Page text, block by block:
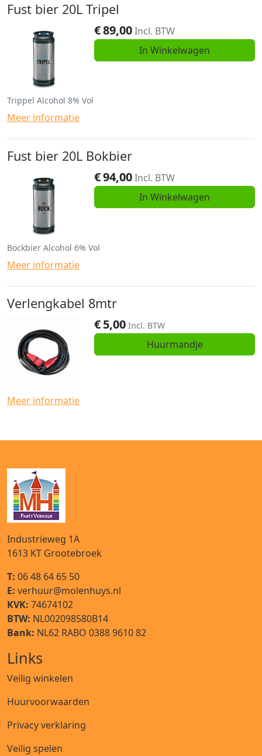
Fust bier 20L Tripel
€89,00Incl. BTW
In Winkelwagen
Trippel Alcohol 8% Vol
Meer informatie
Fust bier 20L Bokbier
€94,00Incl. BTW
In Winkelwagen
Bockbier Alcohol 6% Vol
Meer informatie
Verlengkabel 8mtr
€5,00 Incl. BTW
Huurmandje
Meer informatie
Industrieweg 1A
1613 KT Grootebroek
T: 06 48 64 65 50
E: verhuur@molenhuys.nl
KVK: 74674102
BTW: NL002098580B14
Bank: NL62 RABO 0388 9610 82
Links
Veilig winkelen
Huurvoorwaarden
Privacy verklaring
Veilig spelen